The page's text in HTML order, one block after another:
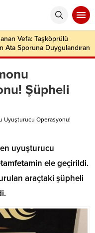
Vefa: Taşköprülü
Ata Sporuna Duygulandıran
Şüpheli
Uyuşturucu Operasyonu!
uyuşturucu
ele geçirildi.
araçtaki şüpheli